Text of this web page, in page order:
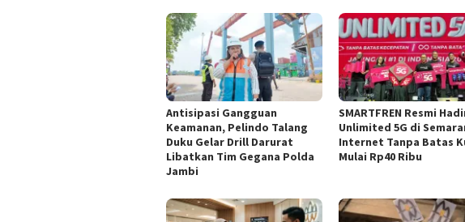
Antisipasi Gangguan
Keamanan, Pelindo Talang
Duku Gelar Drill Darurat
Libatkan Tim Gegana Polda
Jambi
SMARTFREN Resmi
Unlimited 5G di
Internet Tanpa Batas
Mulai Rp40 Ribu